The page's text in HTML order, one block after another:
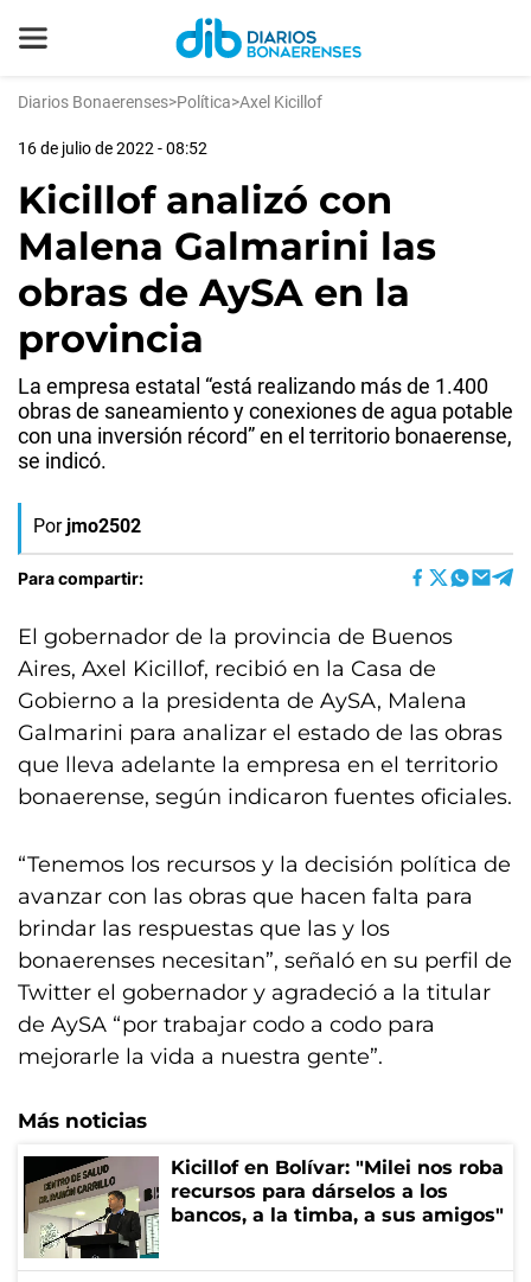
Diarios Bonaerenses>Política>Axel Kicillof
16 de julio de 2022 - 08:52
Kicillof analizó con
Malena Galmarini las
obras de AySA en la
provincia
La empresa estatal “está realizando más de 1.400
obras de saneamiento y conexiones de agua potable
con una inversión récord” en el territorio bonaerense,
se indicó.
Por jmo2502
Para compartir:
El gobernador de la provincia de Buenos
Aires, Axel Kicillof, recibió en la Casa de
Gobierno a la presidenta de AySA, Malena
Galmarini para analizar el estado de las obras
que lleva adelante la empresa en el territorio
bonaerense, según indicaron fuentes oficiales.
“Tenemos los recursos y la decisión política de
avanzar con las obras que hacen falta para
brindar las respuestas que las y los
bonaerenses necesitan”, señaló en su perfil de
Twitter el gobernador y agradeció a la titular
de AySA “por trabajar codo a codo para
mejorarle la vida a nuestra gente”.
Más noticias
Kicillof en Bolívar: "Milei nos roba
recursos para dárselos a los
bancos, a la timba, a sus amigos"